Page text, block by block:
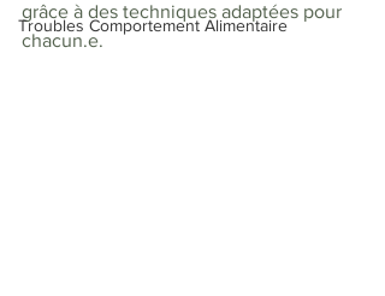
Troubles Comportement Alimentaire
grâce à des techniques adaptées pour
chacun.e.